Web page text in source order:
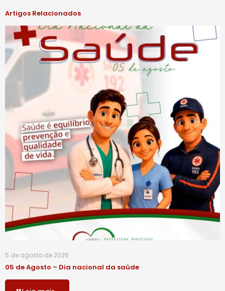
Artigos Relacionados
5 de agosto de 2026
05 de Agosto – Dia nacional da saúde